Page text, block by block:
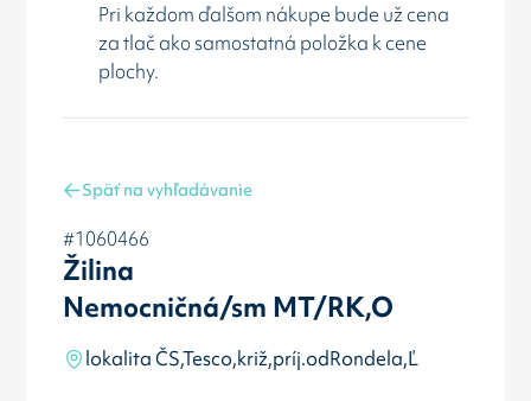
Pri každom ďalšom nákupe bude už cena
za tlač ako samostatná položka k cene
plochy.
Späť na vyhľadávanie
#1060466
Žilina
Nemocničná/sm MT/RK,O
lokalita ČS,Tesco,križ,príj.odRondela,Ľ